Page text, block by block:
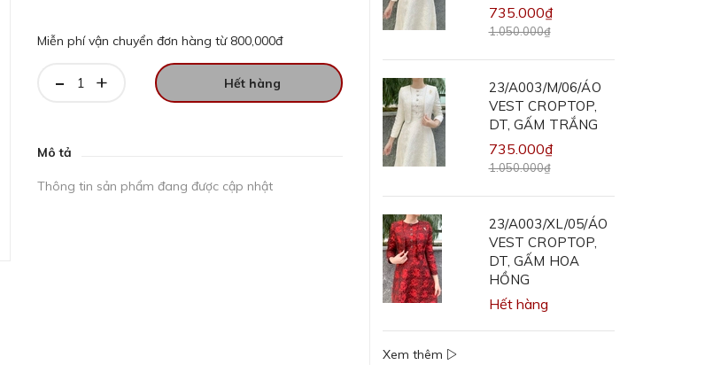
Miễn phí vận chuyển đơn hàng từ 800,000đ
- + Hết hàng
Mô tả
Thông tin sản phẩm đang được cập nhật
735.000₫
1.050.000₫
23/A003/M/06/ÁO
VEST CROPTOP,
DT, GẤM TRẮNG
735.000₫
1.050.000₫
23/A003/XL/05/ÁO
VEST CROPTOP,
DT, GẤM HOA
HỒNG
Hết hàng
Xem thêm